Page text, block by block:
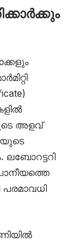
അളവ്
ലബോറട്ടറി